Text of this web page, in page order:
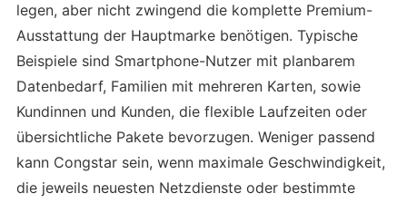
legen, aber nicht zwingend die komplette Premium-
Ausstattung der Hauptmarke benötigen. Typische
Beispiele sind Smartphone-Nutzer mit planbarem
Datenbedarf, Familien mit mehreren Karten, sowie
Kundinnen und Kunden, die flexible Laufzeiten oder
übersichtliche Pakete bevorzugen. Weniger passend
kann Congstar sein, wenn maximale Geschwindigkeit,
die jeweils neuesten Netzdienste oder bestimmte